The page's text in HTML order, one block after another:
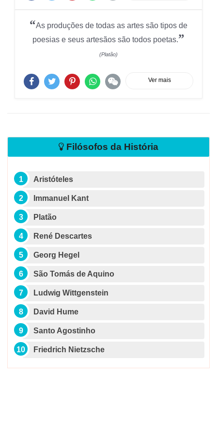
“As produções de todas as artes são tipos de
poesias e seus artesãos são todos poetas.”
(Platão)
Ver mais
Filósofos da História
Aristóteles
Immanuel Kant
Platão
René Descartes
Georg Hegel
São Tomás de Aquino
Ludwig Wittgenstein
David Hume
Santo Agostinho
Friedrich Nietzsche